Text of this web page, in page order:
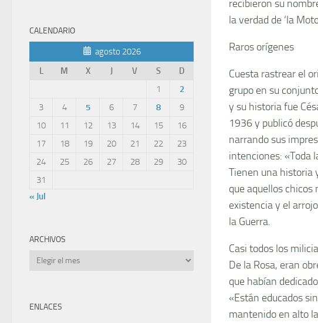
recibieron su
la verdad de ‘la
Raros orígenes
Cuesta rastrear el
grupo en su
y su historia fue
1936 y publicó
narrando sus
intenciones: «Toda
Tienen una historia
que aquellos
existencia y el
la Guerra.
Casi todos los
De la Rosa, eran
que habían
«Están educados
mantenido en alto
CALENDARIO
agosto 2026
L
M X J V S
D
1
2
3
4 5 6 7 8
9
10
11 12 13 14 15
16
17
18 19 20 21 22
23
24
25 26 27 28 29
30
31
« Jul
ARCHIVOS
Archivos
ENLACES